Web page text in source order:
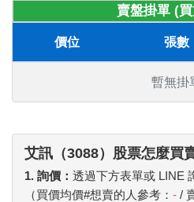
賣盤掛單 (
價位 張數
暫無掛
艾訊（3088）股票怎麼買
1. 詢價： 透過下方表單或 LINE
（買價均價#想賣的人參考： - /